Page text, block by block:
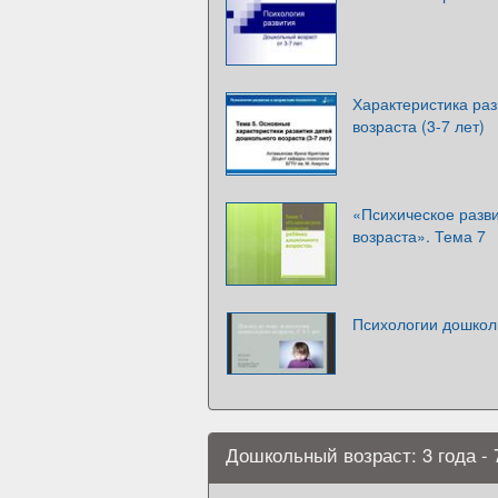
Характеристика
возраста (3-7 лет)
«Психическое
возраста». Тема 7
Психологии
Дошкольный возраст: 3 года -